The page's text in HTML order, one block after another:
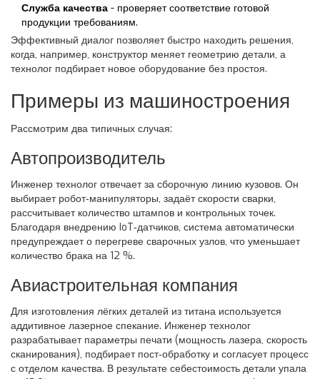
Служба качества - проверяет соответствие готовой
продукции требованиям.
Эффективный диалог позволяет быстро находить решения,
когда, например, конструктор меняет геометрию детали, а
технолог подбирает новое оборудование без простоя.
Примеры из машиностроения
Рассмотрим два типичных случая:
Автопроизводитель
Инженер технолог отвечает за сборочную линию кузовов. Он
выбирает робот‑манипуляторы, задаёт скорости сварки,
рассчитывает количество штампов и контрольных точек.
Благодаря внедрению IoT‑датчиков, система автоматически
предупреждает о перегреве сварочных узлов, что уменьшает
количество брака на 12 %.
Авиастроительная компания
Для изготовления лёгких деталей из титана используется
аддитивное лазерное спекание. Инженер технолог
разрабатывает параметры печати (мощность лазера, скорость
сканирования), подбирает пост‑обработку и согласует процесс
с отделом качества. В результате себестоимость детали упала